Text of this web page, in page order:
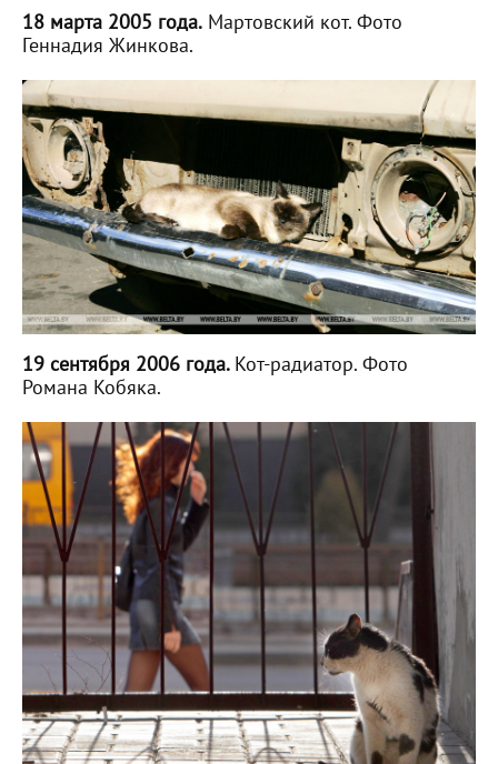
18 марта 2005 года. Мартовский кот. Фото
Геннадия Жинкова.
19 сентября 2006 года. Кот-радиатор. Фото
Романа Кобяка.